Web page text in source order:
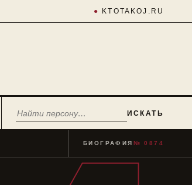
● KTOTAKOJ.RU
ИСКАТЬ
БИОГРАФИЯ № 0874